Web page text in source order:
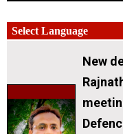
New